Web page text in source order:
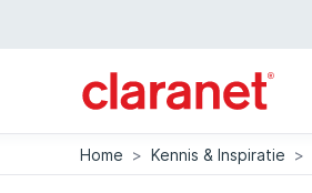
Home > Kennis & Inspiratie >